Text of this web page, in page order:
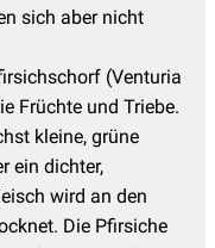
sich aber nicht
(Venturia
Früchte und Triebe.
kleine, grüne
ein dichter,
wird an den
Die Pfirsiche